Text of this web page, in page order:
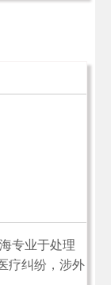
专业于处理
疗纠纷，涉外